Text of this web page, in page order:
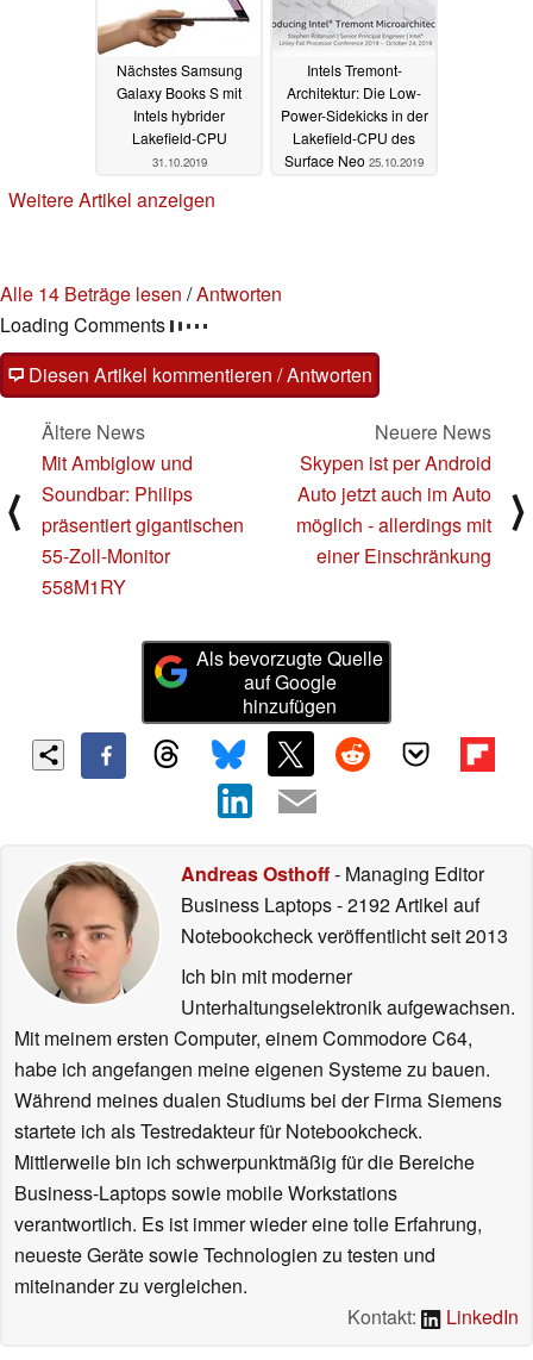
Nächstes Samsung
Galaxy Books S mit
Intels hybrider
Lakefield-CPU
31.10.2019
Intels Tremont-
Architektur: Die Low-
Power-Sidekicks in der
Lakefield-CPU des
Surface Neo 25.10.2019
Weitere Artikel anzeigen
Alle 14 Beträge lesen /Antworten
Loading Comments
Diesen Artikel kommentieren / Antworten
⟨
Ältere News
Mit Ambiglow und
Soundbar: Philips
präsentiert gigantischen
55-Zoll-Monitor
558M1RY
Neuere News
Skypen ist per Android
Auto jetzt auch im Auto
möglich - allerdings mit
einer Einschränkung
⟩
Als bevorzugte Quelle
auf Google
hinzufügen
Andreas Osthoff- Managing Editor
Business Laptops- 2192 Artikel auf
Notebookcheck veröffentlichtseit 2013
Ich bin mit moderner
Unterhaltungselektronik aufgewachsen.
Mit meinem ersten Computer, einem Commodore C64,
habe ich angefangen meine eigenen Systeme zu bauen.
Während meines dualen Studiums bei der Firma Siemens
startete ich als Testredakteur für Notebookcheck.
Mittlerweile bin ich schwerpunktmäßig für die Bereiche
Business-Laptops sowie mobile Workstations
verantwortlich. Es ist immer wieder eine tolle Erfahrung,
neueste Geräte sowie Technologien zu testen und
miteinander zu vergleichen.
Kontakt:
LinkedIn